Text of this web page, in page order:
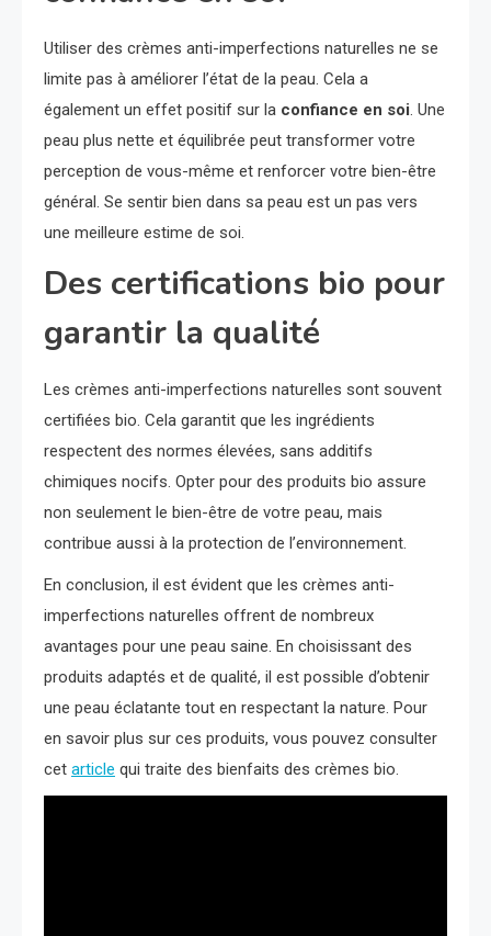
Utiliser des crèmes anti-imperfections naturelles ne se
limite pas à améliorer l’état de la peau. Cela a
également un effet positif sur la confiance en soi . Une
peau plus nette et équilibrée peut transformer votre
perception de vous-même et renforcer votre bien-être
général. Se sentir bien dans sa peau est un pas vers
une meilleure estime de soi.
Des certifications bio pour
garantir la qualité
Les crèmes anti-imperfections naturelles sont souvent
certifiées bio. Cela garantit que les ingrédients
respectent des normes élevées, sans additifs
chimiques nocifs. Opter pour des produits bio assure
non seulement le bien-être de votre peau, mais
contribue aussi à la protection de l’environnement.
En conclusion, il est évident que les crèmes anti-
imperfections naturelles offrent de nombreux
avantages pour une peau saine. En choisissant des
produits adaptés et de qualité, il est possible d’obtenir
une peau éclatante tout en respectant la nature. Pour
en savoir plus sur ces produits, vous pouvez consulter
cet article qui traite des bienfaits des crèmes bio.